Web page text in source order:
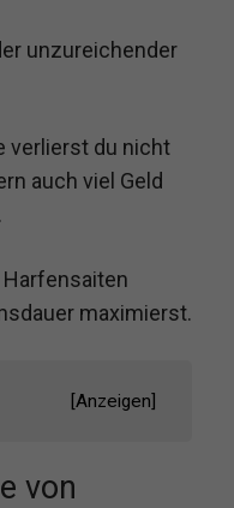
unzureichender
verlierst du nicht
auch viel Geld
maximierst.
[Anzeigen]
von